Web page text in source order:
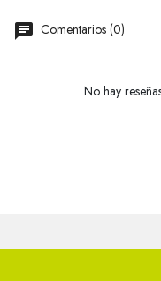
Comentarios (0)
No hay